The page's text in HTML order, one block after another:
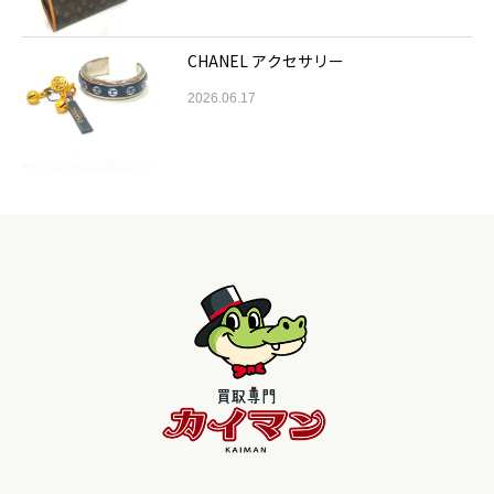
CHANEL アクセサリー
2026.06.17